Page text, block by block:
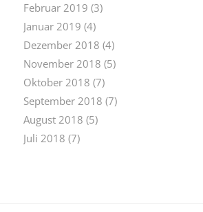
Februar 2019 (3)
Januar 2019 (4)
Dezember 2018 (4)
November 2018 (5)
Oktober 2018 (7)
September 2018 (7)
August 2018 (5)
Juli 2018 (7)